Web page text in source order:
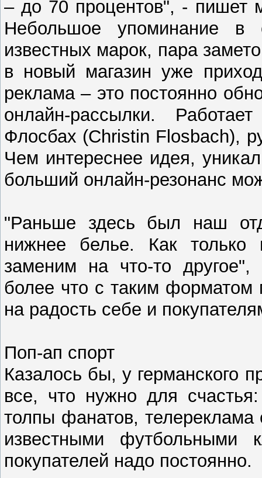
– до 70 процентов", - пишет
Небольшое упоминание в
известных марок, пара
в новый магазин уже
реклама – это постоянно
онлайн-рассылки.
Флосбах (Christin Flosbach),
Чем интереснее идея,
больший онлайн-резонанс
"Раньше здесь был наш
нижнее белье. Как
заменим на что-то
более что с таким форматом
на радость себе и
Поп-ап спорт
Казалось бы, у германского
все, что нужно для
толпы фанатов,
известными футбольными
покупателей надо постоянно.